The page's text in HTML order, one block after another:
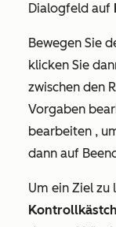
Dialogfeld auf
Bewegen Sie
klicken Sie
zwischen den
Vorgaben
bearbeiten ,
dann auf
Um ein Ziel zu